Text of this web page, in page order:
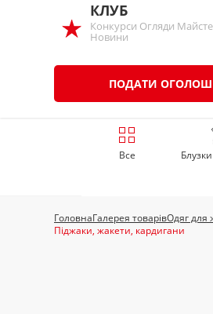
КЛУБ
Конкурси Огляди
Новини
ПОДАТИ
Все
ГоловнаГалерея товарівОдяг для
Піджаки, жакети, кардигани